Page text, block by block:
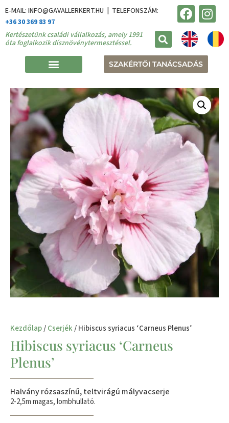
E-MAIL: INFO@GAVALLERKERT.HU | TELEFONSZÁM:
+36 30 369 83 97
Kertészetünk családi vállalkozás, amely 1991
óta foglalkozik dísznövénytermesztéssel.
SZAKÉRTŐI TANÁCSADÁS
Kezdőlap/Cserjék/ Hibiscus syriacus ‘Carneus Plenus’
Hibiscus syriacus ‘Carneus
Plenus’
Halvány rózsaszínű, teltvirágú mályvacserje
2-2,5m magas, lombhullató.